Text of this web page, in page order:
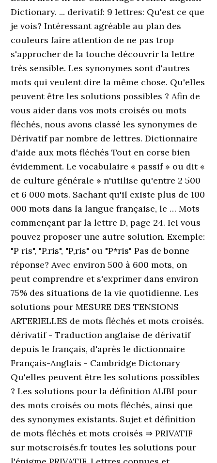
Dictionary. ... derivatif: 9 lettres: Qu'est ce que
je vois? Intéressant agréable au plan des
couleurs faire attention de ne pas trop
s'approcher de la touche découvrir la lettre
très sensible. Les synonymes sont d'autres
mots qui veulent dire la même chose. Qu'elles
peuvent être les solutions possibles ? Afin de
vous aider dans vos mots croisés ou mots
fléchés, nous avons classé les synonymes de
Dérivatif par nombre de lettres. Dictionnaire
d'aide aux mots fléchés Tout en corse bien
évidemment. Le vocabulaire « passif » ou dit «
de culture générale » n'utilise qu'entre 2 500
et 6 000 mots. Sachant qu'il existe plus de 100
000 mots dans la langue française, le … Mots
commençant par la lettre D, page 24. Ici vous
pouvez proposer une autre solution. Exemple:
"P ris", "P.ris", "P,ris" ou "P*ris" Pas de bonne
réponse? Avec environ 500 à 600 mots, on
peut comprendre et s'exprimer dans environ
75% des situations de la vie quotidienne. Les
solutions pour MESURE DES TENSIONS
ARTERIELLES de mots fléchés et mots croisés.
dérivatif - Traduction anglaise de dérivatif
depuis le français, d'après le dictionnaire
Français-Anglais - Cambridge Dictonary
Qu'elles peuvent être les solutions possibles
? Les solutions pour la définition ALIBI pour
des mots croisés ou mots fléchés, ainsi que
des synonymes existants. Sujet et définition
de mots fléchés et mots croisés ⇒ PRIVATIF
sur motscroisés.fr toutes les solutions pour